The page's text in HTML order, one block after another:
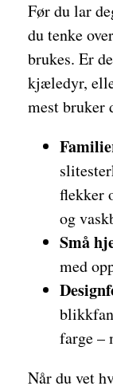
Før du lar
du tenke
brukes. Er
kjæledyr,
mest bruker
flekker
og
Små
med
farge –
Når du vet